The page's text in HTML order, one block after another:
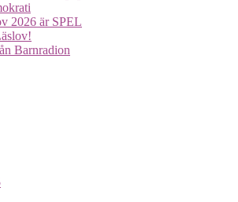
2026 är SPEL
Barnradion